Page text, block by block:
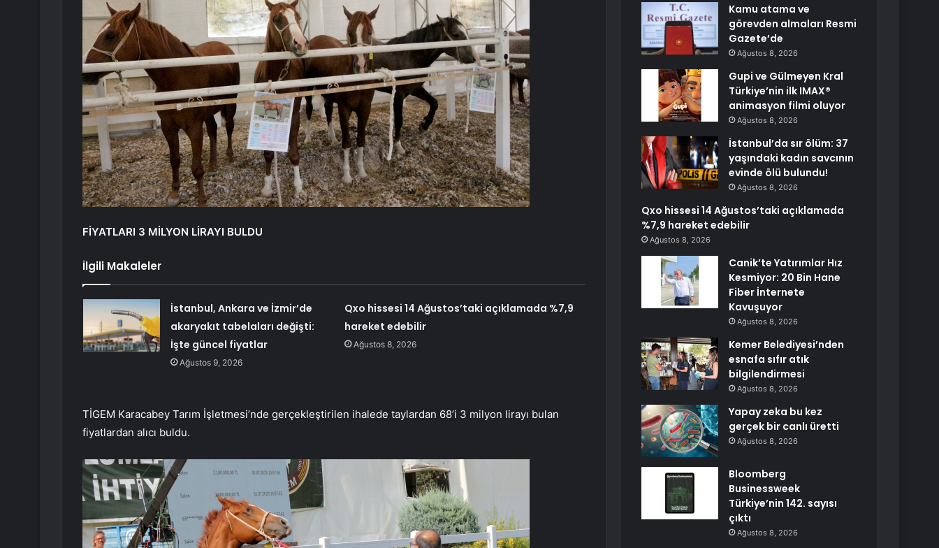
FİYATLARI 3 MİLYON LİRAYI BULDU
İlgili Makaleler
İstanbul, Ankara ve İzmir’de
akaryakıt tabelaları değişti:
İşte güncel fiyatlar
Ağustos 9, 2026
Qxo hissesi 14 Ağustos’taki açıklamada %7,9
hareket edebilir
Ağustos 8, 2026
TİGEM Karacabey Tarım İşletmesi’nde gerçekleştirilen ihalede taylardan 68’i 3 milyon lirayı bulan
fiyatlardan alıcı buldu.
Kamu atama ve
görevden almaları Resmi
Gazete’de
Ağustos 8, 2026
Gupi ve Gülmeyen Kral
Türkiye’nin ilk IMAX®
animasyon filmi oluyor
Ağustos 8, 2026
İstanbul’da sır ölüm: 37
yaşındaki kadın savcının
evinde ölü bulundu!
Ağustos 8, 2026
Qxo hissesi 14 Ağustos’taki açıklamada
%7,9 hareket edebilir
Ağustos 8, 2026
Canik’te Yatırımlar Hız
Kesmiyor: 20 Bin Hane
Fiber İnternete
Kavuşuyor
Ağustos 8, 2026
Kemer Belediyesi’nden
esnafa sıfır atık
bilgilendirmesi
Ağustos 8, 2026
Yapay zeka bu kez
gerçek bir canlı üretti
Ağustos 8, 2026
Bloomberg
Businessweek
Türkiye’nin 142. sayısı
çıktı
Ağustos 8, 2026